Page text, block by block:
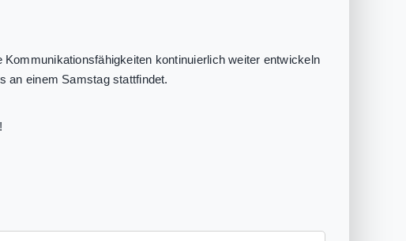
kontinuierlich weiter entwickeln
an einem Samstag stattfindet.